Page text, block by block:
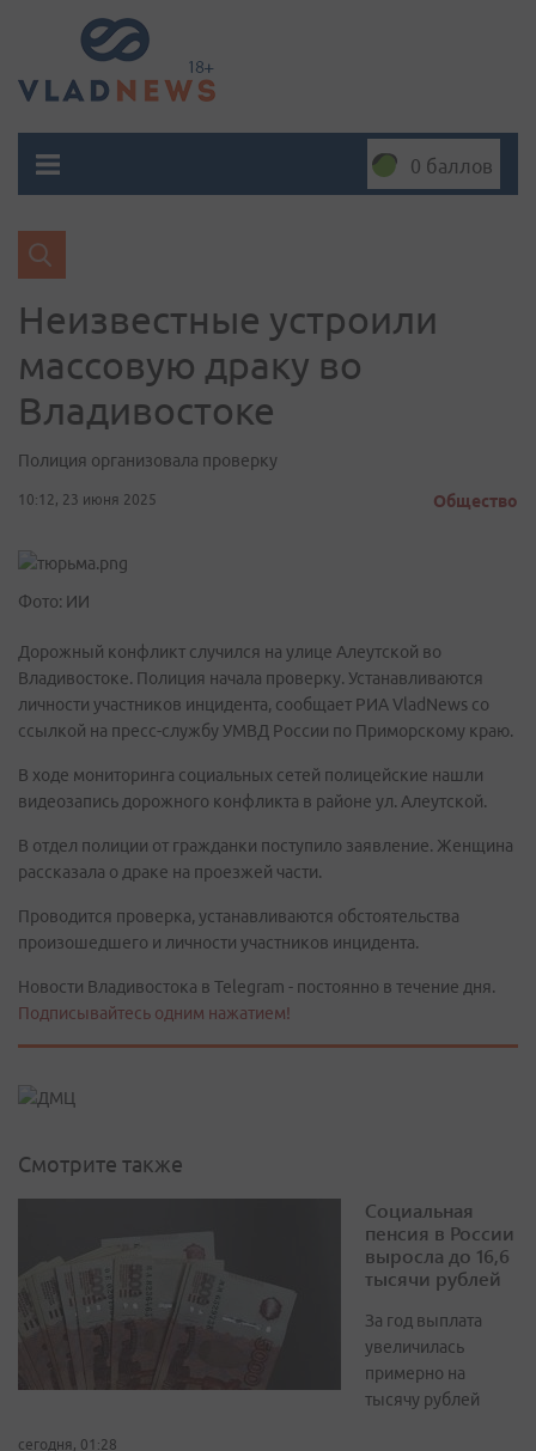
0 баллов
Неизвестные устроили
массовую драку во
Владивостоке
Полиция организовала проверку
10:12, 23 июня 2025 Общество
Фото: ИИ
Дорожный конфликт случился на улице Алеутской во
Владивостоке. Полиция начала проверку. Устанавливаются
личности участников инцидента, сообщает РИА VladNews со
ссылкой на пресс-службу УМВД России по Приморскому краю.
В ходе мониторинга социальных сетей полицейские нашли
видеозапись дорожного конфликта в районе ул. Алеутской.
В отдел полиции от гражданки поступило заявление. Женщина
рассказала о драке на проезжей части.
Проводится проверка, устанавливаются обстоятельства
произошедшего и личности участников инцидента.
Новости Владивостока в Telegram - постоянно в течение дня.
Подписывайтесь одним нажатием!
Смотрите также
Социальная
пенсия в России
выросла до 16,6
тысячи рублей
За год выплата
увеличилась
примерно на
тысячу рублей
сегодня, 01:28